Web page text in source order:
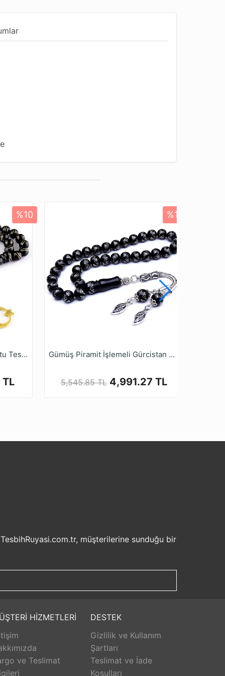
%10
Bileklik Boy Karpuz Dilimli Oltu Tesbih
TL
%10
Gümüş Piramit İşlemeli Gürcistan Oltu Tesbih
5,545.85 TL 4,991.27 TL
müşterilerine sunduğu bir
deneyiminizi keyifli hale getirebilirsiniz.
beklemek zorunda kalmadan istediğiniz
ürünü beğenmez veya istediğiniz gibi
olmadan istediğiniz ürünü seçebilirsiniz.
sunar. Ürünlerle ilgili herhangi bir sorun
her aşamasında destek alabilirsiniz.
keyifli bir alışveriş yapabilirsiniz.
HİZMETLERİ
ve Teslimat
DESTEK
Gizlilik ve Kullanım
Şartları
Teslimat ve İade
Koşulları